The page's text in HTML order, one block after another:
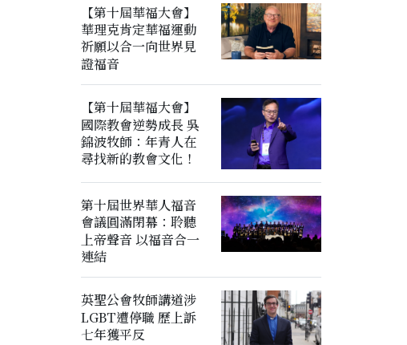
【第十屆華福大會】
華理克肯定華福運動
祈願以合一向世界見
證福音
【第十屆華福大會】
國際教會逆勢成長 吳
錦波牧師：年青人在
尋找新的教會文化！
第十屆世界華人福音
會議圓滿閉幕：聆聽
上帝聲音 以福音合一
連結
英聖公會牧師講道涉
LGBT遭停職 歷上訴
七年獲平反